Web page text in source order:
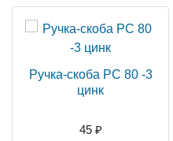
Ручка-скоба РС 80 -3
цинк
45 ₽